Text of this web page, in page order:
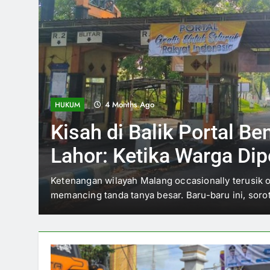
INVESTIGASI 4 Months Ago
Jelang Arema vs
Aremania Ikrarkan Jaga
Malang Raya
Semangat Persaudaraan di Tengah Rivalitas
Arema FC dan Persebaya Surabaya, atmosfer…